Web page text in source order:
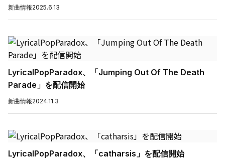
新曲情報2025.6.13
LyricalPopParadox、「Jumping Out Of The Death
Parade」を配信開始
新曲情報2024.11.3
LyricalPopParadox、「catharsis」を配信開始